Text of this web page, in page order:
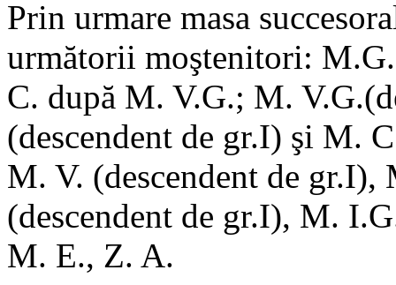
Prin urmare masa
următorii moştenitori:
C. după M. V.G.; M.
(descendent de gr.I) şi M.
M. V. (descendent de
(descendent de gr.I), M.
M. E., Z. A.